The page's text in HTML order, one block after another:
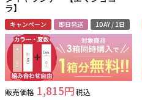
ラ】
キャンペーン 即日発送 1DAY / 1日
販売価格 1,815 税込